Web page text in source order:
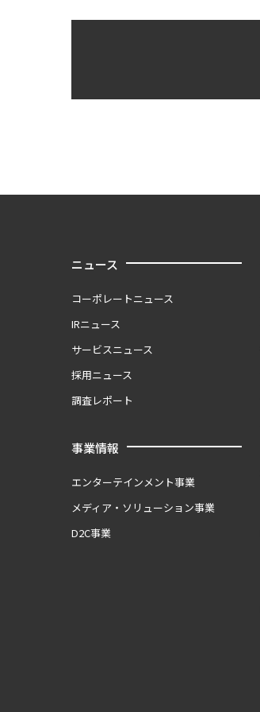
ニュース
コーポレートニュース
IRニュース
サービスニュース
採用ニュース
調査レポート
事業情報
エンターテインメント事業
メディア・ソリューション事業
D2C事業